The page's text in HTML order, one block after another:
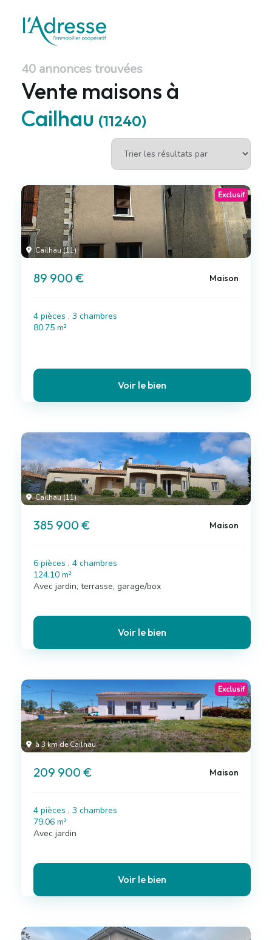
40 annonces trouvées
Vente maisons à
Cailhau (11240)
Cailhau (11)
Exclusif
89 900 € Maison
4 pièces , 3 chambres
80.75 m²
Voir le bien
Cailhau (11)
385 900 € Maison
6 pièces , 4 chambres
124.10 m²
Avec jardin, terrasse, garage/box
Voir le bien
à 3 km de Cailhau
Exclusif
209 900 € Maison
4 pièces , 3 chambres
79.06 m²
Avec jardin
Voir le bien